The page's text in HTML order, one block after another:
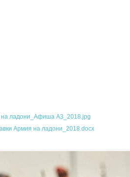
на ладони_Афиша А3_2018.jpg
Армия на ладони_2018.docx